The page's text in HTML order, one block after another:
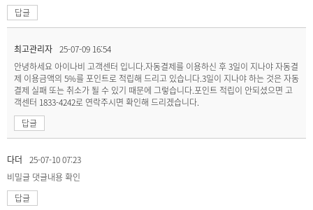
답글
최고관리자 25-07-09 16:54
안녕하세요 아이나비 고객센터 입니다.자동결제를 이용하신 후 3일이 지나야 자동결
제 이용금액의 5%를 포인트로 적립해 드리고 있습니다.3일이 지나야 하는 것은 자동
결제 실패 또는 취소가 될 수 있기 때문에 그렇습니다.포인트 적립이 안되셨으면 고
객센터 1833-4242로 연락주시면 확인해 드리겠습니다.
답글
다더
25-07-10 07:23
비밀글 댓글내용 확인
답글